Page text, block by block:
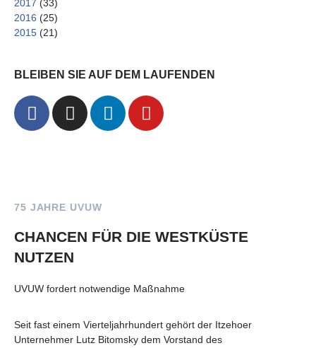
2017 (33)
2016 (25)
2015 (21)
BLEIBEN SIE AUF DEM LAUFENDEN
75 JAHRE UVUW
CHANCEN FÜR DIE WESTKÜSTE
NUTZEN
UVUW fordert notwendige Maßnahme
Seit fast einem Vierteljahrhundert gehört der Itzehoer
Unternehmer Lutz Bitomsky dem Vorstand des